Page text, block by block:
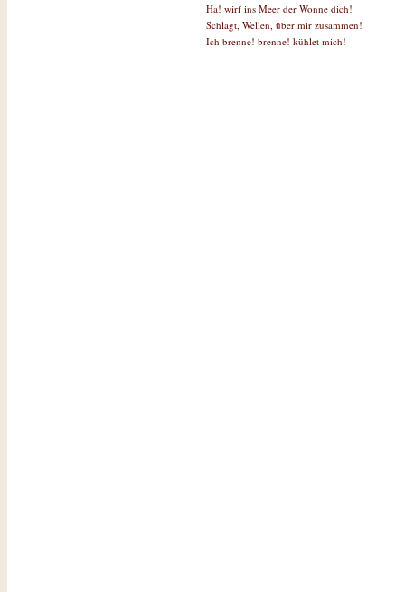
Ha! wirf ins Meer der Wonne dich!
Schlagt, Wellen, über mir zusammen!
Ich brenne! brenne! kühlet mich!